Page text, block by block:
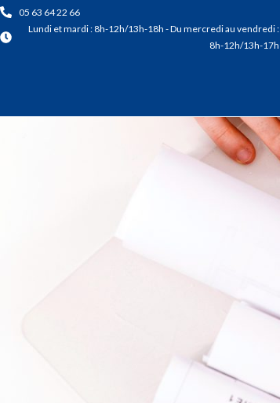
05 63 64 22 66
Lundi et mardi : 8h-12h/13h-18h - Du mercredi au vendredi :
8h-12h/13h-17h